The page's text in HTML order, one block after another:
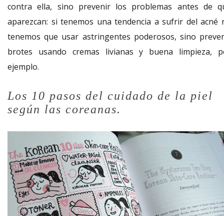
contra ella, sino prevenir los problemas antes de
aparezcan: si tenemos una tendencia a sufrir del acné
tenemos que usar astringentes poderosos, sino
brotes usando cremas livianas y buena limpieza,
ejemplo.
Los 10 pasos del cuidado de la piel
según las coreanas.